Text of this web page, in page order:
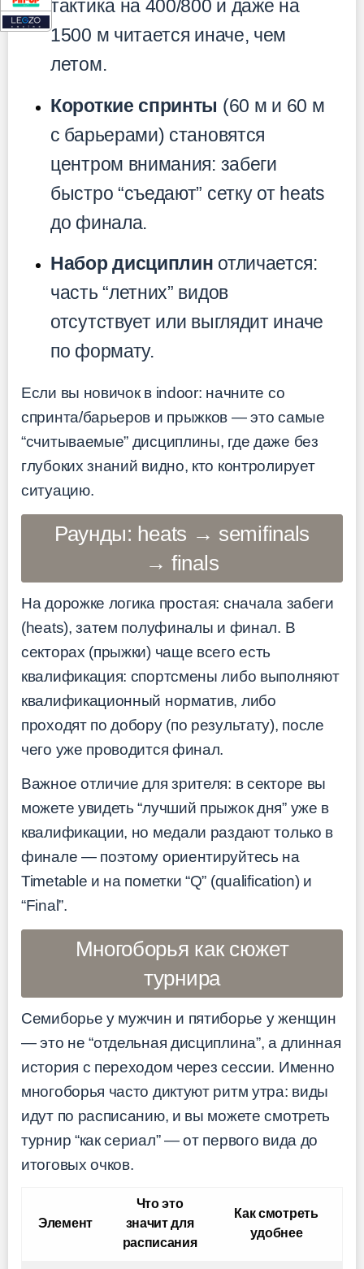
тактика на 400/800 и даже на
1500 м читается иначе, чем
летом.
Короткие спринты (60 м и 60 м
с барьерами) становятся
центром внимания: забеги
быстро “съедают” сетку от heats
до финала.
Набор дисциплин отличается:
часть “летних” видов
отсутствует или выглядит иначе
по формату.
Если вы новичок в indoor: начните со
спринта/барьеров и прыжков — это самые
“считываемые” дисциплины, где даже без
глубоких знаний видно, кто контролирует
ситуацию.
Раунды: heats → semifinals
→ finals
На дорожке логика простая: сначала забеги
(heats), затем полуфиналы и финал. В
секторах (прыжки) чаще всего есть
квалификация: спортсмены либо выполняют
квалификационный норматив, либо
проходят по добору (по результату), после
чего уже проводится финал.
Важное отличие для зрителя: в секторе вы
можете увидеть “лучший прыжок дня” уже в
квалификации, но медали раздают только в
финале — поэтому ориентируйтесь на
Timetable и на пометки “Q” (qualification) и
“Final”.
Многоборья как сюжет
турнира
Семиборье у мужчин и пятиборье у женщин
— это не “отдельная дисциплина”, а длинная
история с переходом через сессии. Именно
многоборья часто диктуют ритм утра: виды
идут по расписанию, и вы можете смотреть
турнир “как сериал” — от первого вида до
итоговых очков.
Элемент
Что это
значит для
расписания
Как смотреть
удобнее